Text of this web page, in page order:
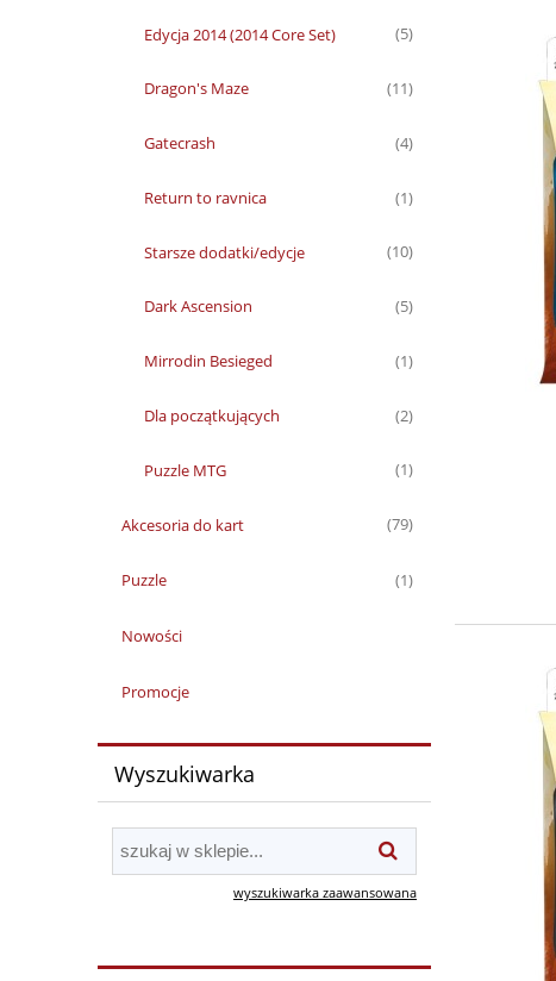
Edycja 2014 (2014 Core Set) (5)
Dragon's Maze (11)
Gatecrash (4)
Return to ravnica (1)
Starsze dodatki/edycje (10)
Dark Ascension (5)
Mirrodin Besieged (1)
Dla początkujących (2)
Puzzle MTG (1)
Akcesoria do kart (79)
Puzzle (1)
Nowości
Promocje
Wyszukiwarka
wyszukiwarka zaawansowana